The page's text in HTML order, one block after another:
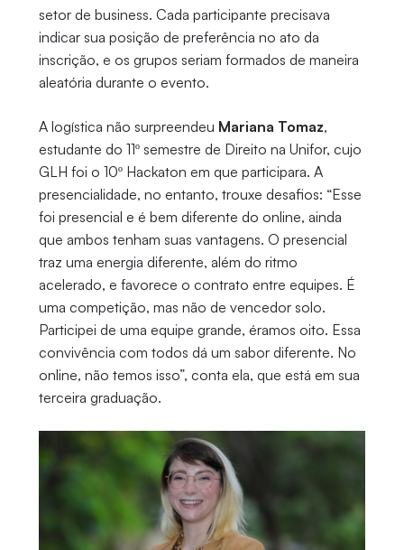
setor de business. Cada participante precisava
indicar sua posição de preferência no ato da
inscrição, e os grupos seriam formados de maneira
aleatória durante o evento.
A logística não surpreendeu Mariana Tomaz,
estudante do 11º semestre de Direito na Unifor, cujo
GLH foi o 10º Hackaton em que participara. A
presencialidade, no entanto, trouxe desafios: “Esse
foi presencial e é bem diferente do online, ainda
que ambos tenham suas vantagens. O presencial
traz uma energia diferente, além do ritmo
acelerado, e favorece o contrato entre equipes. É
uma competição, mas não de vencedor solo.
Participei de uma equipe grande, éramos oito. Essa
convivência com todos dá um sabor diferente. No
online, não temos isso”, conta ela, que está em sua
terceira graduação.